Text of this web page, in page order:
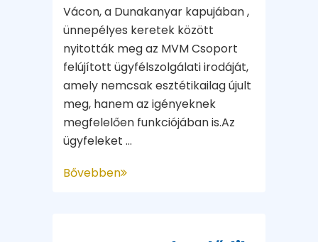
Vácon, a Dunakanyar kapujában ,
ünnepélyes keretek között
nyitották meg az MVM Csoport
felújított ügyfélszolgálati irodáját,
amely nemcsak esztétikailag újult
meg, hanem az igényeknek
megfelelően funkciójában is.Az
ügyfeleket ...
Bővebben